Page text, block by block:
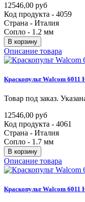
12546,00 руб
Код продукта - 4059
Страна - Италия
Сопло - 1.2 мм
В корзину
Описание товара
Краскопульт Walcom 6011
Товар под заказ.
12546,00 руб
Код продукта - 4061
Страна - Италия
Сопло - 1.7 мм
В корзину
Описание товара
Краскопульт Walcom 6011